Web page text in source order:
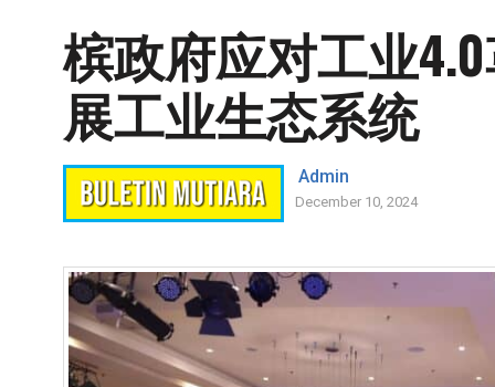
槟政府应对工业
展工业生态系统
Admin
December 10, 2024